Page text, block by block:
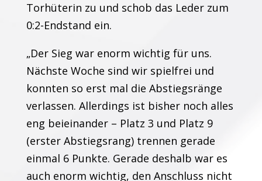
Torhüterin zu und schob das Leder zum
0:2-Endstand ein.
„Der Sieg war enorm wichtig für uns.
Nächste Woche sind wir spielfrei und
konnten so erst mal die Abstiegsränge
verlassen. Allerdings ist bisher noch alles
eng beieinander – Platz 3 und Platz 9
(erster Abstiegsrang) trennen gerade
einmal 6 Punkte. Gerade deshalb war es
auch enorm wichtig, den Anschluss nicht